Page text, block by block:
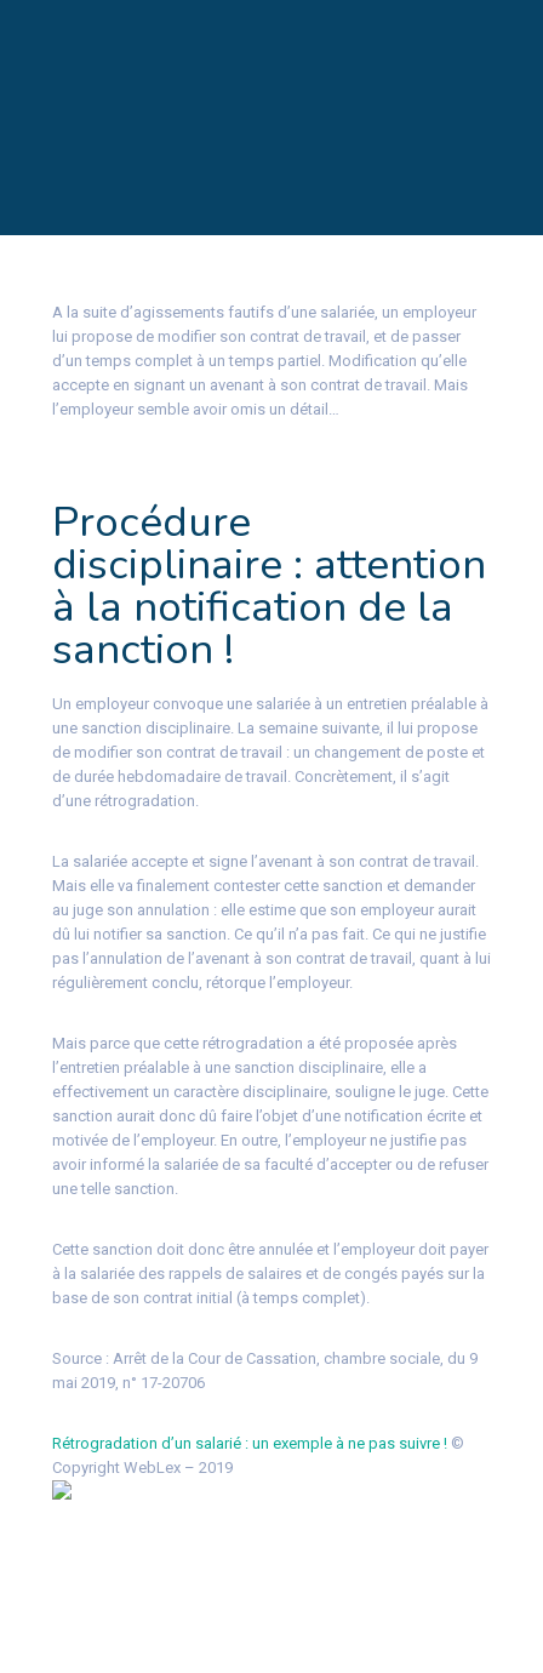
A la suite d’agissements fautifs d’une salariée, un employeur
lui propose de modifier son contrat de travail, et de passer
d’un temps complet à un temps partiel. Modification qu’elle
accepte en signant un avenant à son contrat de travail. Mais
l’employeur semble avoir omis un détail…
Procédure
disciplinaire : attention
à la notification de la
sanction !
Un employeur convoque une salariée à un entretien préalable à
une sanction disciplinaire. La semaine suivante, il lui propose
de modifier son contrat de travail : un changement de poste et
de durée hebdomadaire de travail. Concrètement, il s’agit
d’une rétrogradation.
La salariée accepte et signe l’avenant à son contrat de travail.
Mais elle va finalement contester cette sanction et demander
au juge son annulation : elle estime que son employeur aurait
dû lui notifier sa sanction. Ce qu’il n’a pas fait. Ce qui ne justifie
pas l’annulation de l’avenant à son contrat de travail, quant à lui
régulièrement conclu, rétorque l’employeur.
Mais parce que cette rétrogradation a été proposée après
l’entretien préalable à une sanction disciplinaire, elle a
effectivement un caractère disciplinaire, souligne le juge. Cette
sanction aurait donc dû faire l’objet d’une notification écrite et
motivée de l’employeur. En outre, l’employeur ne justifie pas
avoir informé la salariée de sa faculté d’accepter ou de refuser
une telle sanction.
Cette sanction doit donc être annulée et l’employeur doit payer
à la salariée des rappels de salaires et de congés payés sur la
base de son contrat initial (à temps complet).
Source : Arrêt de la Cour de Cassation, chambre sociale, du 9
mai 2019, n° 17-20706
Rétrogradation d’un salarié : un exemple à ne pas suivre !©
Copyright WebLex – 2019